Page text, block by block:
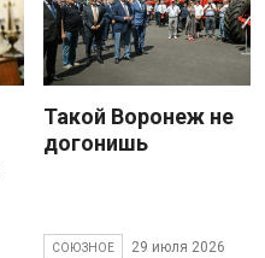
Такой Воронеж не
догонишь
СОЮЗНОЕ 29 июля 2026